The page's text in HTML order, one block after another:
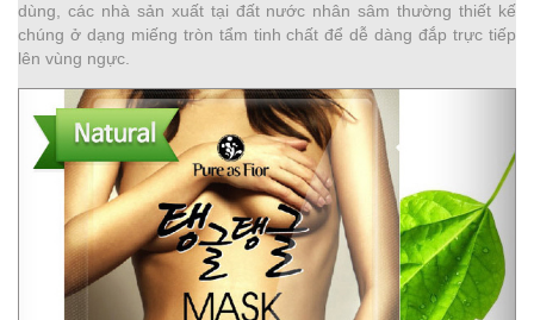
dùng, các nhà sản xuất tại đất nước nhân sâm thường thiết kế
chúng ở dạng miếng tròn tẩm tinh chất để dễ dàng đắp trực tiếp
lên vùng ngực.